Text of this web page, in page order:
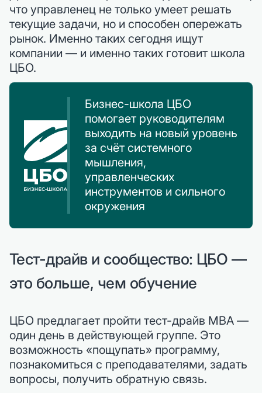
что управленец не только умеет решать
текущие задачи, но и способен опережать
рынок. Именно таких сегодня ищут
компании — и именно таких готовит школа
ЦБО.
Бизнес-школа ЦБО
помогает руководителям
выходить на новый уровень
за счёт системного
мышления,
управленческих
инструментов и сильного
окружения
Тест-драйв и сообщество: ЦБО —
это больше, чем обучение
ЦБО предлагает пройти тест-драйв MBA —
один день в действующей группе. Это
возможность «пощупать» программу,
познакомиться с преподавателями, задать
вопросы, получить обратную связь.